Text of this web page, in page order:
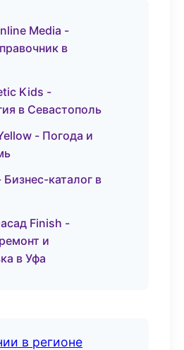
Media -
в
Kids -
в Севастополь
- Погода и
каталог в
Finish -
и
в Уфа
в регионе